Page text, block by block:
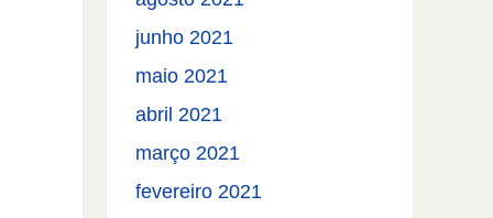
junho 2021
maio 2021
abril 2021
março 2021
fevereiro 2021